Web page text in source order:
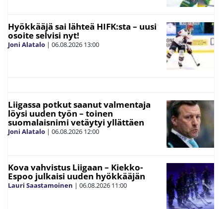
Hyökkääjä sai lähteä HIFK:sta – uusi
osoite selvisi nyt!
Joni Alatalo | 06.08.2026 13:00
Liigassa potkut saanut valmentaja
löysi uuden työn – toinen
suomalaisnimi vetäytyi yllättäen
Joni Alatalo | 06.08.2026 12:00
Kova vahvistus Liigaan – Kiekko-
Espoo julkaisi uuden hyökkääjän
Lauri Saastamoinen | 06.08.2026 11:00